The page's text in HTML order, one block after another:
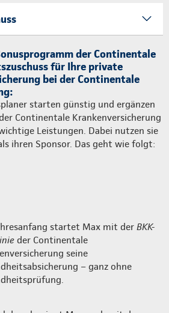
der Continentale
für Ihre private
bei der Continentale
starten günstig und ergänzen
Continentale Krankenversicherung
Leistungen. Dabei nutzen sie
ihren Sponsor. Das geht wie folgt:
startet Max mit der BKK-
der Continentale
seine
– ganz ohne